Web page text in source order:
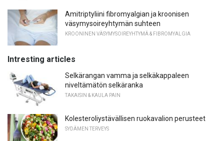
Amitriptyliini fibromyalgian ja kroonisen
väsymysoireyhtymän suhteen
KROONINEN VÄSYMYSOIREYHTYMÄ & FIBROMYALGIA
Intresting articles
Selkärangan vamma ja selkäkappaleen
niveltämätön selkäranka
TAKAISIN & KAULA PAIN
Kolesteroliystävällisen ruokavalion perusteet
SYDÄMEN TERVEYS